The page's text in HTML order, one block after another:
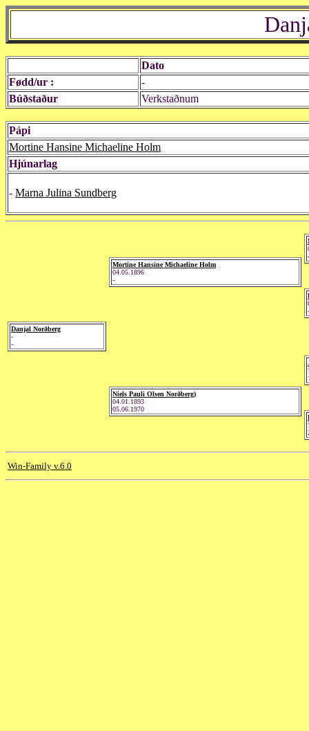
Dato
Fødd/ur :
-
Búðstaður
Verkstaðnum
Pápi
Mortine Hansine Michaeline Holm
Hjúnarlag
- Marna Julina Sundberg
Danjal Norðberg
-
-
Mortine Hansine Michaeline Holm
04.05.1896
-
Niels Pauli Olsen Norðberg)
04.01.1893
05.06.1970
-
-
Win-Family v.6.0